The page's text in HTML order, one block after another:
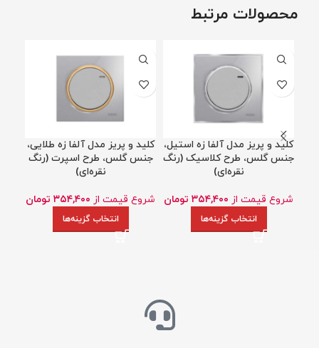
محصولات مرتبط
کلید و پریز مدل آلفا زه استیل،
جنس گلس، طرح کلاسیک (رنگ
نقره‌ای)
شروع قیمت از ۳۵۴,۴۰۰ تومان
انتخاب گزینه‌ها
کلید و پریز مدل آلفا زه طلایی،
جنس گلس، طرح اسپرت (رنگ
نقره‌ای)
شروع قیمت از ۳۵۴,۴۰۰ تومان
انتخاب گزینه‌ها